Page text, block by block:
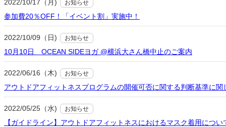
2022/10/17（月) お知らせ
参加費20％OFF！「イベント割」実施中！
2022/10/09（日) お知らせ
10月10日 OCEAN SIDEヨガ @横浜大さん橋中止のご案内
2022/06/16（木) お知らせ
アウトドアフィットネスプログラムの開催可否に関する判断基準に関
2022/05/25（水) お知らせ
【ガイドライン】アウトドアフィットネスにおけるマスク着用につい